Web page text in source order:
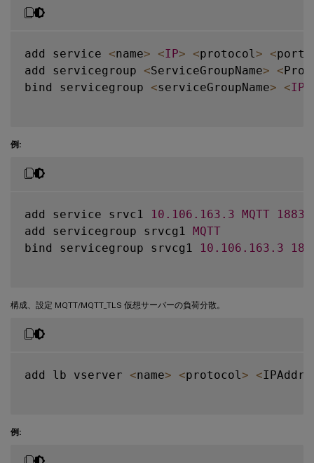
add service <name> <IP> <protocol > <port
add servicegroup <ServiceGroupName> <
bind servicegroup <serviceGroupName> <IP
例:
add service srvc1 10.106 .163 .3 MQTT
1883
add servicegroup srvcg1 MQTT
bind servicegroup srvcg1
10.106 .163 .3
構成、設定 MQTT/MQTT_TLS 仮想サーバーの負荷分散。
add lb vserver <name> <protocol > <
例: